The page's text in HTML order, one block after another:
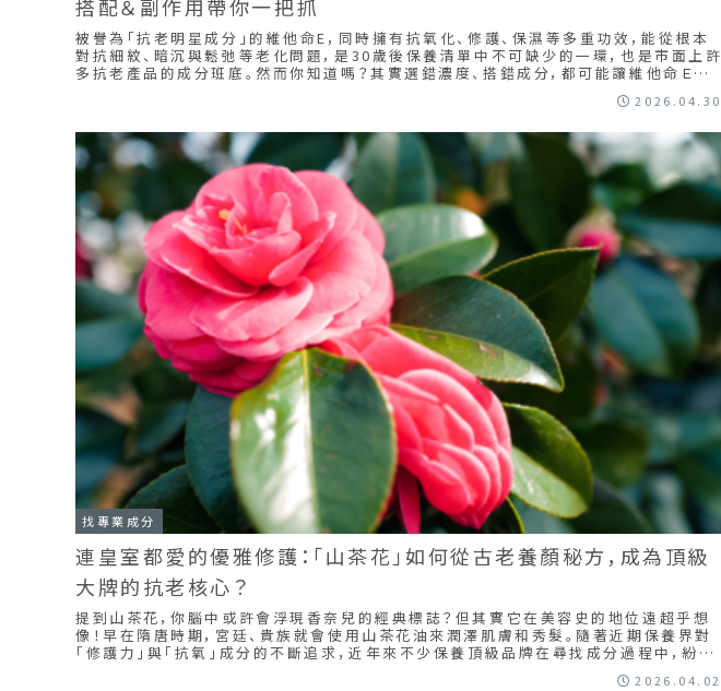
搭配＆副作用帶你一把抓
被譽為「抗老明星成分」的維他命E，同時擁有抗氧化、修護、保濕等多重功效，能從根本
對抗細紋、暗沉與鬆弛等老化問題，是30歲後保養清單中不可缺少的一環，也是市面上許
多抗老產品的成分班底。然而你知道嗎？其實選錯濃度、搭錯成分，都可能讓維他命Ｅ效
2026.04.30
找專業成分
連皇室都愛的優雅修護：「山茶花」如何從古老養顏秘方，成為頂級
大牌的抗老核心？
提到山茶花，你腦中或許會浮現香奈兒的經典標誌？但其實它在美容史的地位遠超乎想
像！早在隋唐時期，宮廷、貴族就會使用山茶花油來潤澤肌膚和秀髮。隨著近期保養界對
「修護力」與「抗氧」成分的不斷追求，近年來不少保養頂級品牌在尋找成分過程中，紛紛
2026.04.02